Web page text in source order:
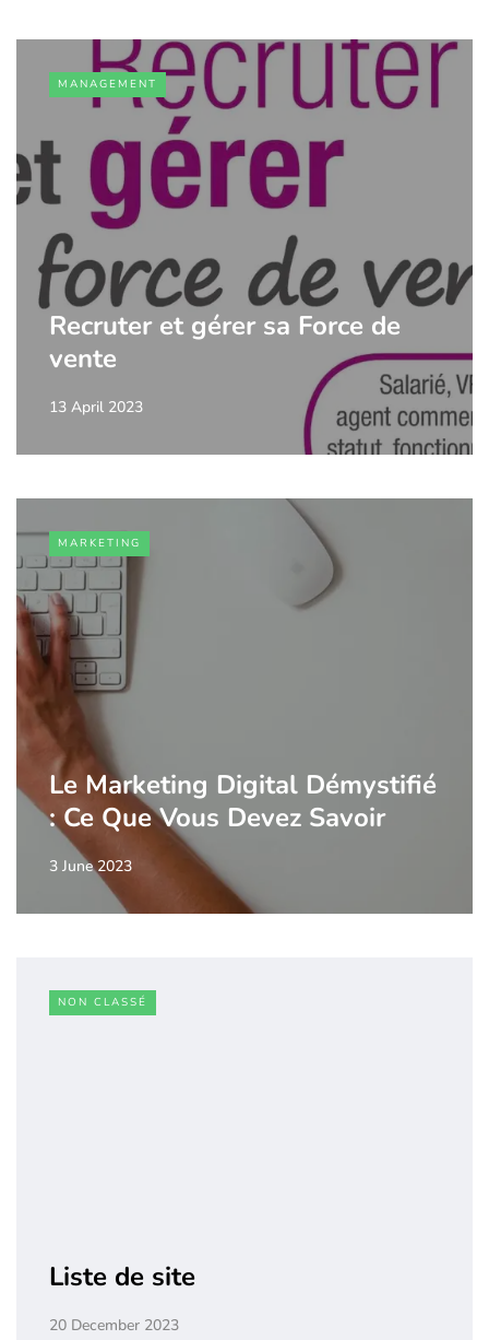
MANAGEMENT
Recruter et gérer sa Force de
vente
13 April 2023
MARKETING
Le Marketing Digital Démystifié
: Ce Que Vous Devez Savoir
3 June 2023
NON CLASSÉ
Liste de site
20 December 2023